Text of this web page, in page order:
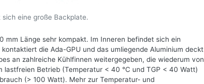
eine große Backplate.
mm Länge sehr kompakt. Im Inneren befindet sich ein
die Ada-GPU und das umliegende Aluminium deckt
an zahlreiche Kühlfinnen weitergegeben, die wiederum von
Betrieb (Temperatur < 40 °C und TGP < 40 Watt)
(> 100 Watt). Mehr zur Temperatur- und